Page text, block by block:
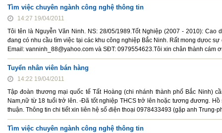
Tìm việc chuyên ngành công nghệ thông tin
14:27 19/04/2011
Tôi tên là Nguyễn Văn Ninh. NS: 28/05/1989.Tốt Nghiệp (2007 - 2010):
đang có nhu cầu tìm việc tại các khu công nghiệp Bắc Ninh. Rất mong dựoc
Email: vanninh_88@yahoo.com và SĐT: 0979554623.Tôi xin chân thành cám
Tuyển nhân viên bán hàng
14:22 19/04/2011
Tập đoàn thương mại quốc tế Tất Hoàng (chi nhánh thành phố Bắc Ninh)
Nam,nữ từ 18 tuổi trở lên. -Đã tốt nghiệp THCS trở lên hoặc tương đương.
thuận. Thông tin chi tiết xin liên hệ số điện thoại 0978433493 (gặp anh Trung-
Tìm việc chuyên ngành công nghệ thông tin